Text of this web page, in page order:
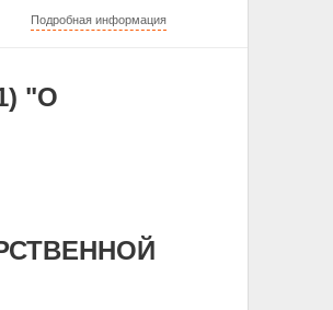
Подробная информация
"О